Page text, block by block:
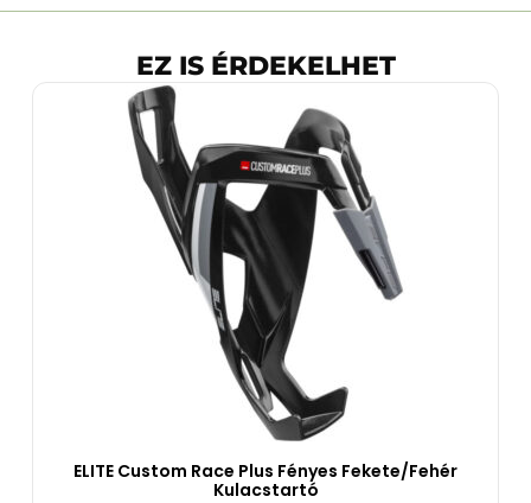
EZ IS ÉRDEKELHET
ELITE Custom Race Plus Fényes Fekete/Fehér
Kulacstartó